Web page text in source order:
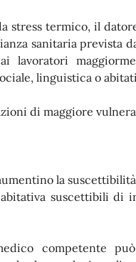
stress termico, il
sanitaria prevista
lavoratori
linguistica o
di maggiore
la
suscettibili di
competente